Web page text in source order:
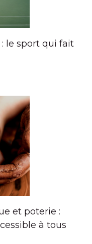
le sport qui fait
et poterie :
à tous